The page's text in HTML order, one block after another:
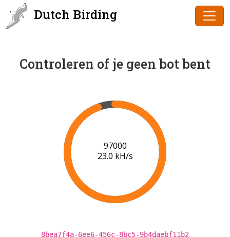
Dutch Birding
Controleren of je geen bot bent
97000
23.0 kH/s
8bea7f4a-6ee6-456c-8bc5-9b4daebf11b2